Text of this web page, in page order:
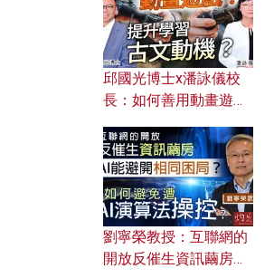
邱國光博士x潘詠儀校
長：如何善用動畫遊戲
劉寧榮教授：互聯網的
開放反催生資訊繭房，